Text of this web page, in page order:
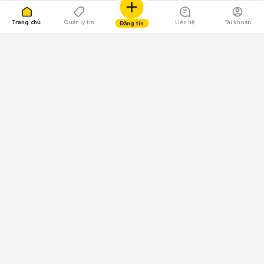
Trang chủ Quản lý tin Đăng tin Liên hệ Tài khoản